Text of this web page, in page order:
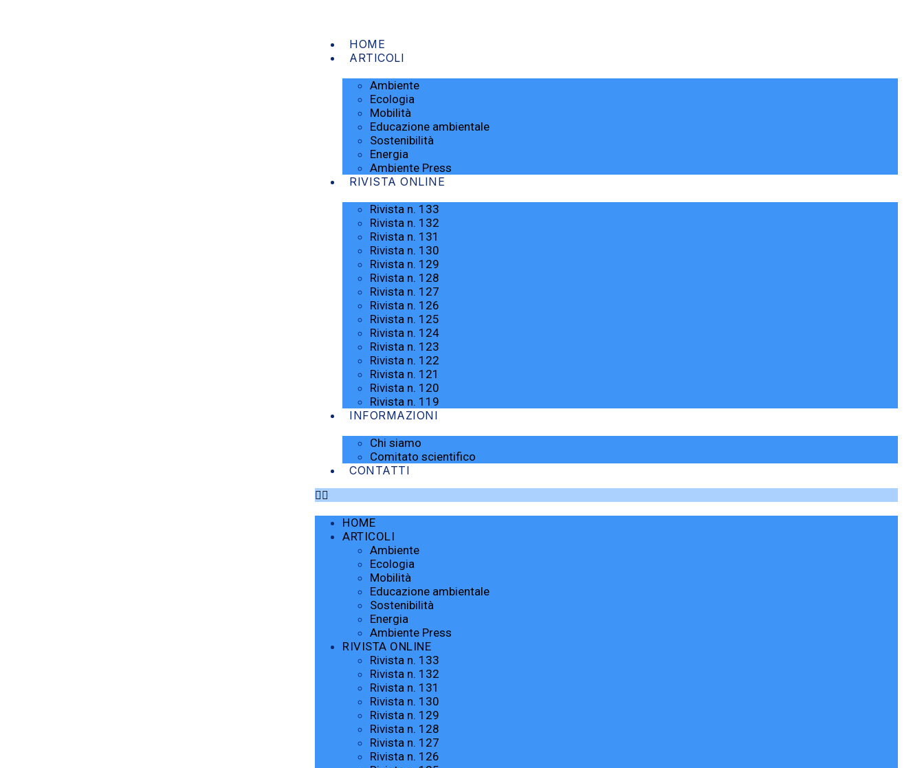
HOME
ARTICOLI
Ambiente
Ecologia
Mobilità
Educazione ambientale
Sostenibilità
Energia
Ambiente Press
RIVISTA ONLINE
Rivista n. 133
Rivista n. 132
Rivista n. 131
Rivista n. 130
Rivista n. 129
Rivista n. 128
Rivista n. 127
Rivista n. 126
Rivista n. 125
Rivista n. 124
Rivista n. 123
Rivista n. 122
Rivista n. 121
Rivista n. 120
Rivista n. 119
INFORMAZIONI
Chi siamo
Comitato scientifico
CONTATTI
HOME
ARTICOLI
Ambiente
Ecologia
Mobilità
Educazione ambientale
Sostenibilità
Energia
Ambiente Press
RIVISTA ONLINE
Rivista n. 133
Rivista n. 132
Rivista n. 131
Rivista n. 130
Rivista n. 129
Rivista n. 128
Rivista n. 127
Rivista n. 126